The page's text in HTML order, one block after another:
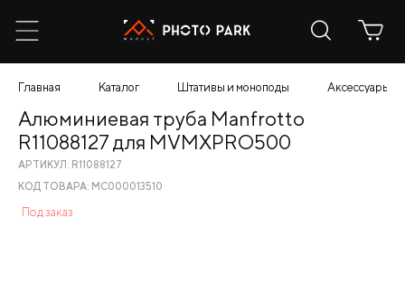
Главная Каталог Штативы и моноподы Аксессуары
Алюминиевая труба Manfrotto
R11088127 для MVMXPRO500
АРТИКУЛ: R11088127
КОД ТОВАРА: МС000013510
Под заказ